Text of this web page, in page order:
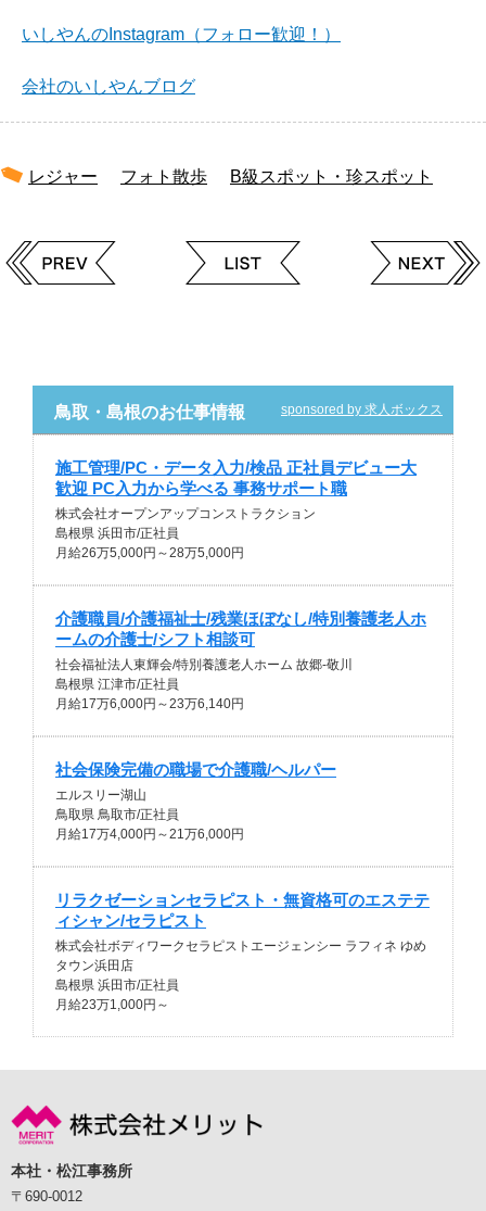
いしやんのInstagram（フォロー歓迎！）
会社のいしやんブログ
レジャー フォト散歩 B級スポット・珍スポット
鳥取・島根のお仕事情報 sponsored by 求人ボックス
施工管理/PC・データ入力/検品 正社員デビュー大
歓迎 PC入力から学べる 事務サポート職
株式会社オープンアップコンストラクション
島根県 浜田市/正社員
月給26万5,000円～28万5,000円
介護職員/介護福祉士/残業ほぼなし/特別養護老人ホ
ームの介護士/シフト相談可
社会福祉法人東輝会/特別養護老人ホーム 故郷-敬川
島根県 江津市/正社員
月給17万6,000円～23万6,140円
社会保険完備の職場で介護職/ヘルパー
エルスリー湖山
鳥取県 鳥取市/正社員
月給17万4,000円～21万6,000円
リラクゼーションセラピスト・無資格可のエステテ
ィシャン/セラピスト
株式会社ボディワークセラピストエージェンシー ラフィネ ゆめ
タウン浜田店
島根県 浜田市/正社員
月給23万1,000円～
本社・松江事務所
〒690-0012